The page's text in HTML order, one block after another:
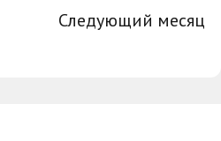
Следующий месяц